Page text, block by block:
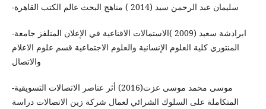
-‏سليمان عبد الرحمن سيد (2014 ) مناهج البحث عالم الكتب القاهرة
-ابرادشة سعيد (2009 )الاستمالات الاقناعية في الإعلان المتلفز جامعة
المنتوري كلية العلوم الإنسانية والعلوم الاجتماعية قسم علوم الاعلام
والاتصال
-موسى محمد موسى عزت(2016) ‏أثر عناصر الاتصالات التسويقية
المتكاملة على السلوك الشرائي لعمال شركة زين الاتصالات دراسة